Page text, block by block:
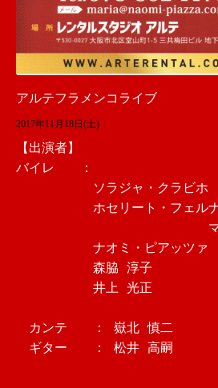
アルテフラメンコライブ
2017年11月18日(土)
【出演者】
バイレ ：
ソラジャ・クラビホ
ホセリート・フェル
ナオミ・ピアッツァ
森脇 淳子
井上 光正
カンテ ： 嶽北 慎二
ギター ： 松井 高嗣